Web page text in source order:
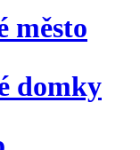
město
domky